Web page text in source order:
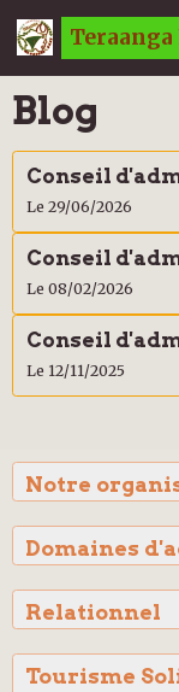
Blog
Conseil
Le 29/06/2026
Conseil
Le 08/02/2026
Conseil
Le 12/11/2025
Notre
Domaines
Relationnel
Tourisme